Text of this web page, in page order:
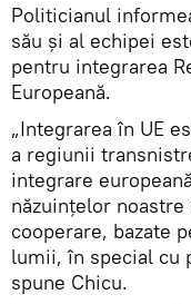
Politicianul
său și al echipei
pentru integrarea
Europeană.
„Integrarea în UE
a regiunii
integrare
năzuințelor
cooperare, bazate
lumii, în special cu
spune Chicu.